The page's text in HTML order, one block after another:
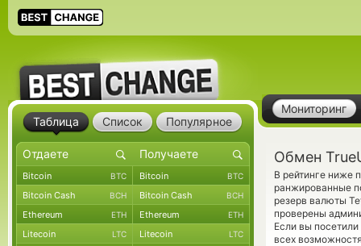
Мониторинг
Обмен
В рейтинге ниже
ранжированные
резерв валюты
проверены
Если вы
всех
Таблица Список Популярное
Bitcoin BTC Bitcoin BTC
Bitcoin Cash BCH Bitcoin Cash BCH
Ethereum ETH Ethereum ETH
Litecoin LTC Litecoin LTC